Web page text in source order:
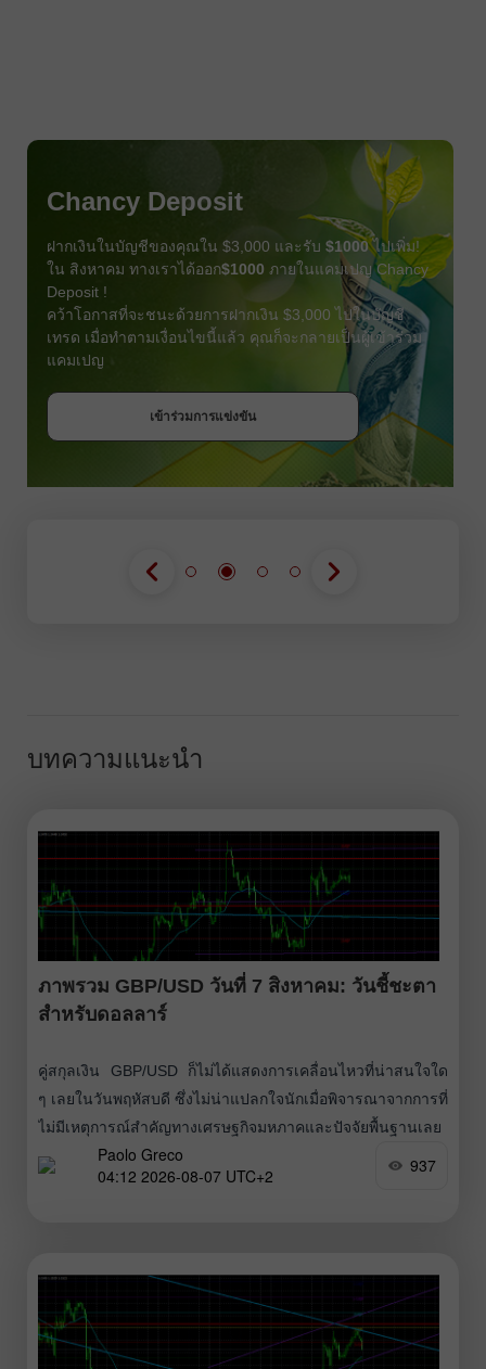
Chancy Deposit
ฝากเงินในบัญชีของคุณใน $3,000 และรับ $1000ไปเพิ่ม!
ใน สิงหาคม ทางเราได้ออก$1000 ภายในแคมเปญ Chancy
Deposit !
คว้าโอกาสที่จะชนะด้วยการฝากเงิน $3,000 ไปในบัญชี
เทรด เมื่อทำตามเงื่อนไขนี้แล้ว คุณก็จะกลายเป็นผู้เข้าร่วม
แคมเปญ
เข้าร่วมการแข่งขัน
บทความแนะนำ
ภาพรวม GBP/USD วันที่ 7 สิงหาคม: วันชี้ชะตา
สำหรับดอลลาร์
คู่สกุลเงิน GBP/USD ก็ไม่ได้แสดงการเคลื่อนไหวที่น่าสนใจใด
ๆ เลยในวันพฤหัสบดี ซึ่งไม่น่าแปลกใจนักเมื่อพิจารณาจากการที่
ไม่มีเหตุการณ์สำคัญทางเศรษฐกิจมหภาคและปัจจัยพื้นฐานเลย
นอกจากนี้ ประเด็นภูมิรัฐศาสตร์ก็ดูเหมือนจะทำให้ตลาดเบื่อ
หน่ายต่อไป เพราะแทบไม่มีเหตุการณ์ใหม่เกิดขึ้น มีเพียง
Paolo Greco
04:12 2026-08-07 UTC+2
937